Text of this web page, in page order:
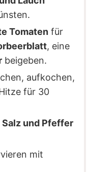
Tomaten für
, eine
beigeben.
aufkochen,
für 30
Salz und Pfeffer
mit